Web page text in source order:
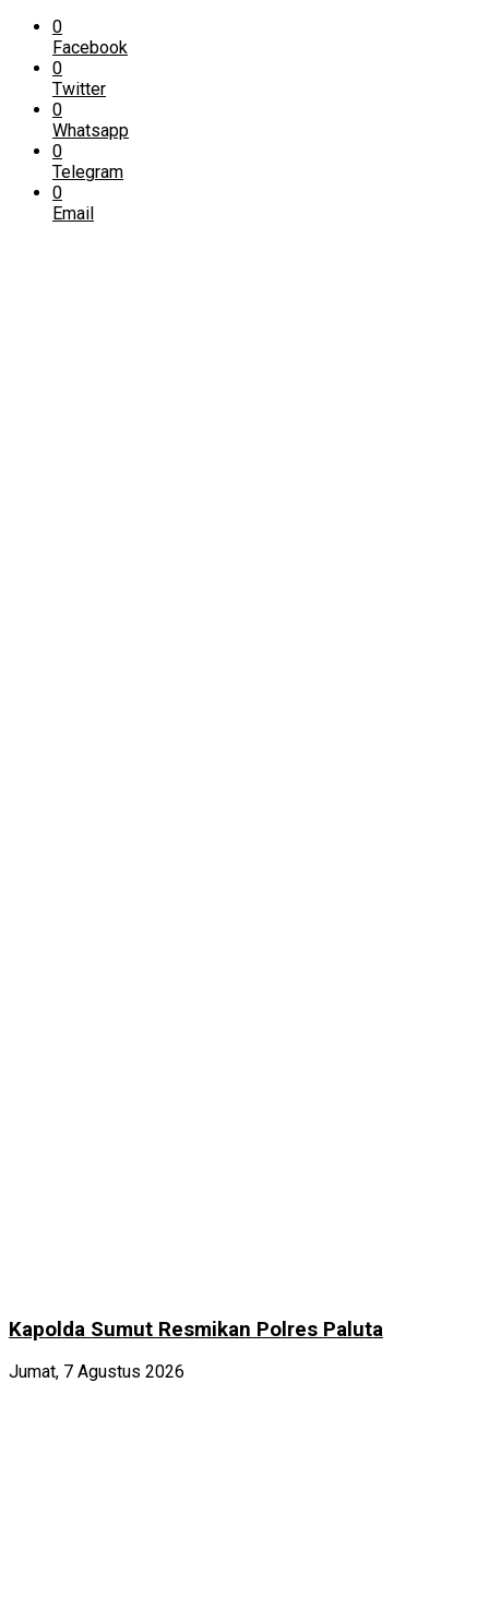
0
Facebook
0
Twitter
0
Whatsapp
0
Telegram
0
Email
Kapolda Sumut Resmikan Polres Paluta
Jumat, 7 Agustus 2026